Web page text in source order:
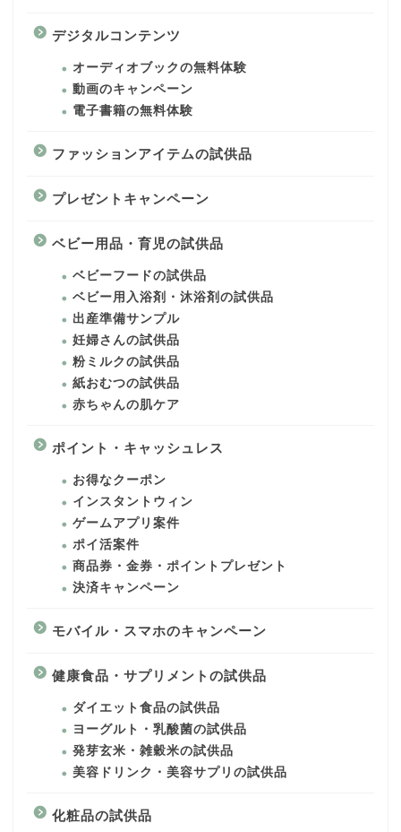
デジタルコンテンツ
オーディオブックの無料体験
動画のキャンペーン
電子書籍の無料体験
ファッションアイテムの試供品
プレゼントキャンペーン
ベビー用品・育児の試供品
ベビーフードの試供品
ベビー用入浴剤・沐浴剤の試供品
出産準備サンプル
妊婦さんの試供品
粉ミルクの試供品
紙おむつの試供品
赤ちゃんの肌ケア
ポイント・キャッシュレス
お得なクーポン
インスタントウィン
ゲームアプリ案件
ポイ活案件
商品券・金券・ポイントプレゼント
決済キャンペーン
モバイル・スマホのキャンペーン
健康食品・サプリメントの試供品
ダイエット食品の試供品
ヨーグルト・乳酸菌の試供品
発芽玄米・雑穀米の試供品
美容ドリンク・美容サプリの試供品
化粧品の試供品